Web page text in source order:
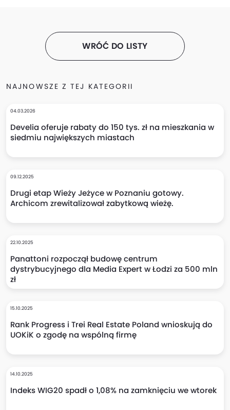
WRÓĆ DO LISTY
NAJNOWSZE Z TEJ KATEGORII
04.03.2026
Develia oferuje rabaty do 150 tys. zł na mieszkania w
siedmiu największych miastach
09.12.2025
Drugi etap Wieży Jeżyce w Poznaniu gotowy.
Archicom zrewitalizował zabytkową wieżę.
22.10.2025
Panattoni rozpoczął budowę centrum
dystrybucyjnego dla Media Expert w Łodzi za 500 mln
zł
15.10.2025
Rank Progress i Trei Real Estate Poland wnioskują do
UOKiK o zgodę na wspólną firmę
14.10.2025
Indeks WIG20 spadł o 1,08% na zamknięciu we wtorek